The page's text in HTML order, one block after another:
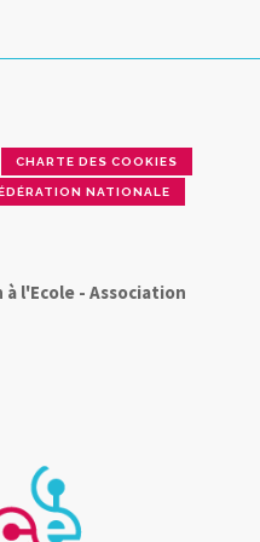
CHARTE DES COOKIES
NATIONALE
l'Ecole - Association